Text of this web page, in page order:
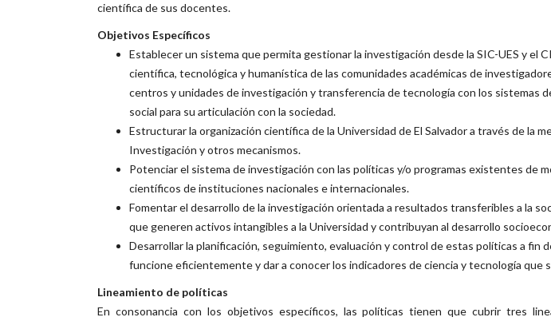
científica de sus docentes.
Objetivos Específicos
Establecer un sistema que permita gestionar la investigación desde la SIC-UES y el
científica, tecnológica y humanística de las comunidades académicas de
centros y unidades de investigación y transferencia de tecnología con los sistemas
social para su articulación con la sociedad.
Estructurar la organización científica de la Universidad de El Salvador a través de la
Investigación y otros mecanismos.
Potenciar el sistema de investigación con las políticas y/o programas existentes de
científicos de instituciones nacionales e internacionales.
Fomentar el desarrollo de la investigación orientada a resultados transferibles a la
que generen activos intangibles a la Universidad y contribuyan al desarrollo
Desarrollar la planificación, seguimiento, evaluación y control de estas políticas a fin
funcione eficientemente y dar a conocer los indicadores de ciencia y tecnología que
Lineamiento de políticas
En consonancia con los objetivos específicos, las políticas tienen que cubrir tres